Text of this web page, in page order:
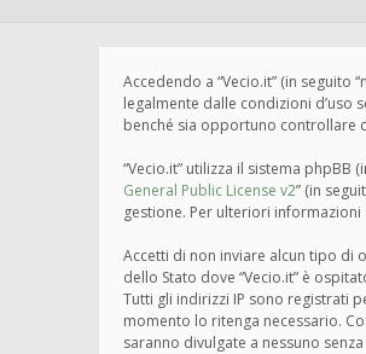
Accedendo a “Vecio.it” (in seguito
legalmente dalle condizioni d’uso
benché sia opportuno controllare
“Vecio.it” utilizza il sistema phpBB
General Public License v2” (in
gestione. Per ulteriori informazioni
Accetti di non inviare alcun tipo di
dello Stato dove “Vecio.it” è
Tutti gli indirizzi IP sono registrati
momento lo ritenga necessario.
saranno divulgate a nessuno